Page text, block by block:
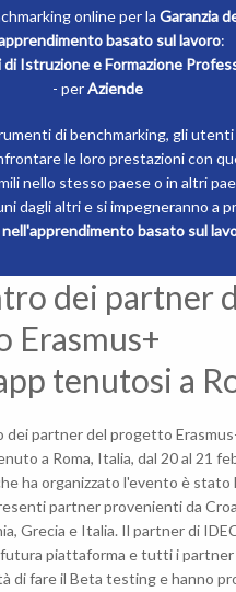
online per la Garanzia
basato sul lavoro:
Istruzione e Formazione
- perAziende
di benchmarking, gli utenti
le loro prestazioni con
nello stesso paese o in altri
dagli altri e si impegneranno a
basato sul
dei partner
Erasmus+
tenutosi a
dei partner del progetto
a Roma, Italia, dal 20 al 21
ha organizzato l'evento è stato
partner provenienti da
Grecia e Italia. Il partner di
piattaforma e tutti i partner
di fare il Beta testing e hanno